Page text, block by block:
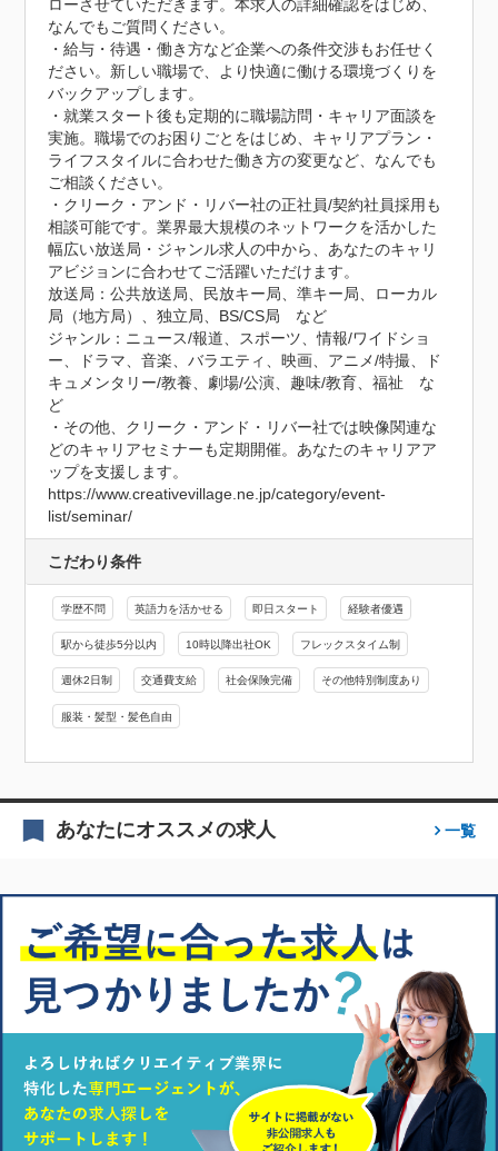
ローさせていただきます。本求人の詳細確認をはじめ、
なんでもご質問ください。
・給与・待遇・働き方など企業への条件交渉もお任せく
ださい。新しい職場で、より快適に働ける環境づくりを
バックアップします。
・就業スタート後も定期的に職場訪問・キャリア面談を
実施。職場でのお困りごとをはじめ、キャリアプラン・
ライフスタイルに合わせた働き方の変更など、なんでも
ご相談ください。
・クリーク・アンド・リバー社の正社員/契約社員採用も
相談可能です。業界最大規模のネットワークを活かした
幅広い放送局・ジャンル求人の中から、あなたのキャリ
アビジョンに合わせてご活躍いただけます。
放送局：公共放送局、民放キー局、準キー局、ローカル
局（地方局）、独立局、BS/CS局　など
ジャンル：ニュース/報道、スポーツ、情報/ワイドショ
ー、ドラマ、音楽、バラエティ、映画、アニメ/特撮、ド
キュメンタリー/教養、劇場/公演、趣味/教育、福祉　な
ど
・その他、クリーク・アンド・リバー社では映像関連な
どのキャリアセミナーも定期開催。あなたのキャリアア
ップを支援します。
https://www.creativevillage.ne.jp/category/event-
list/seminar/
こだわり条件
学歴不問 英語力を活かせる 即日スタート 経験者優遇
駅から徒歩5分以内 10時以降出社OK フレックスタイム制
週休2日制 交通費支給 社会保険完備 その他特別制度あり
服装・髪型・髪色自由
あなたにオススメの求人 一覧